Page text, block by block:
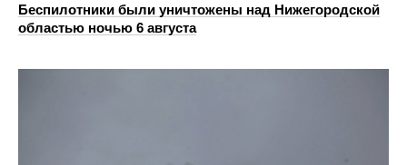
Беспилотники были уничтожены над Нижегородской
областью ночью 6 августа